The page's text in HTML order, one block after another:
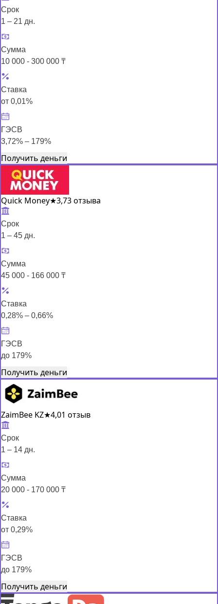
Срок
1 – 21 дн.
Сумма
10 000 - 300 000 ₸
Ставка
от 0,01%
ГЭСВ
3,72% – 179%
Получить деньги
Quick Money★3,73 отзыва
Срок
1 – 45 дн.
Сумма
45 000 - 166 000 ₸
Ставка
0,28% – 0,66%
ГЭСВ
до 179%
Получить деньги
ZaimBee KZ★4,01 отзыв
Срок
1 – 14 дн.
Сумма
20 000 - 170 000 ₸
Ставка
от 0,29%
ГЭСВ
до 179%
Получить деньги